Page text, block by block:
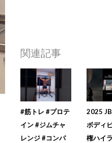
関連記事
#筋トレ #プロテ
イン #ジムチャ
レンジ #コンパ
2025
ボディ
権ハイ